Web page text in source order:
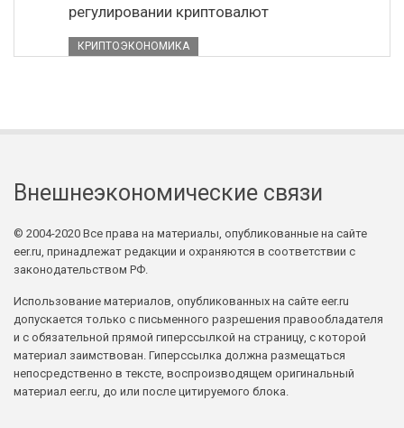
регулировании криптовалют
КРИПТОЭКОНОМИКА
Внешнеэкономические связи
© 2004-2020 Все права на материалы, опубликованные на сайте
eer.ru, принадлежат редакции и охраняются в соответствии с
законодательством РФ.
Использование материалов, опубликованных на сайте eer.ru
допускается только с письменного разрешения правообладателя
и с обязательной прямой гиперссылкой на страницу, с которой
материал заимствован. Гиперссылка должна размещаться
непосредственно в тексте, воспроизводящем оригинальный
материал eer.ru, до или после цитируемого блока.